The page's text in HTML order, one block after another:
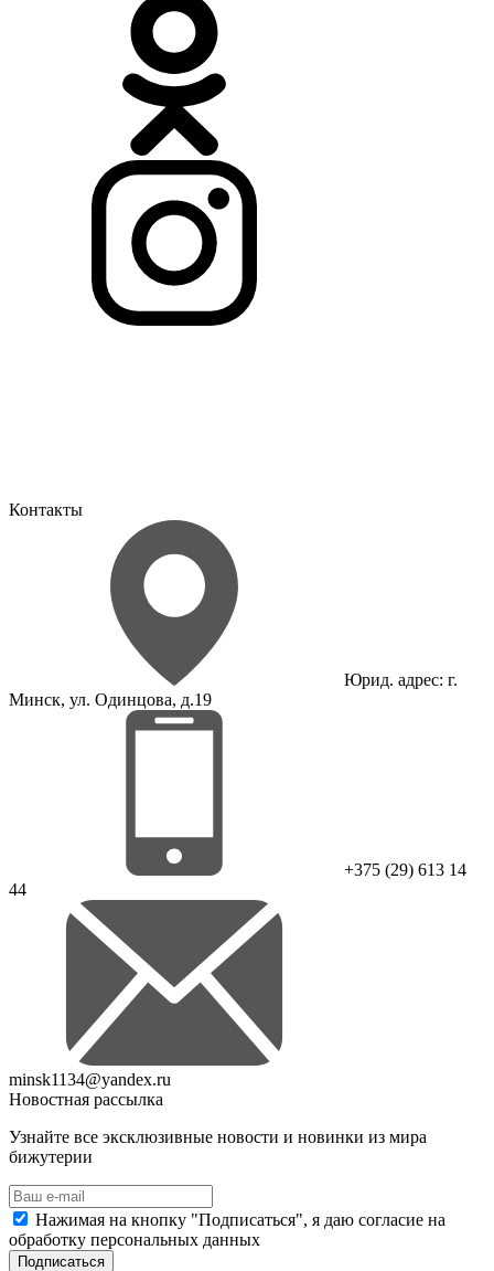
Контакты
Юрид. адрес: г.
Минск, ул. Одинцова, д.19
+375 (29) 613 14
44
minsk1134@yandex.ru
Новостная рассылка
Узнайте все эксклюзивные новости и новинки из мира
бижутерии
Нажимая на кнопку "Подписаться", я даю согласие на
обработку персональных данных
Подписаться